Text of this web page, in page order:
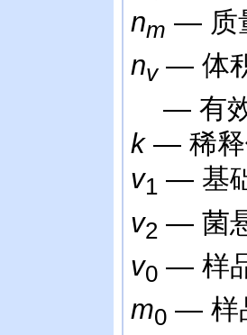
nm — 质
nv— 体
— 有
k — 稀释
v1 —
v2 — 菌
v0 —
m0 —